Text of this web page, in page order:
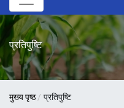
प्रतिपुष्टि
पग
मुख्य पृष्ठ प्रतिपुष्टि